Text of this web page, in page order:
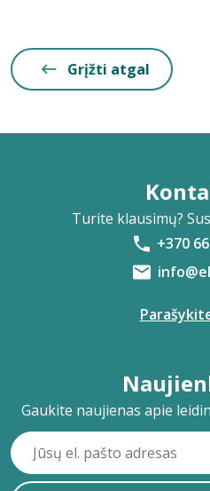
Grįžti atgal
Turite klausimų?
+370
Gaukite naujienas apie